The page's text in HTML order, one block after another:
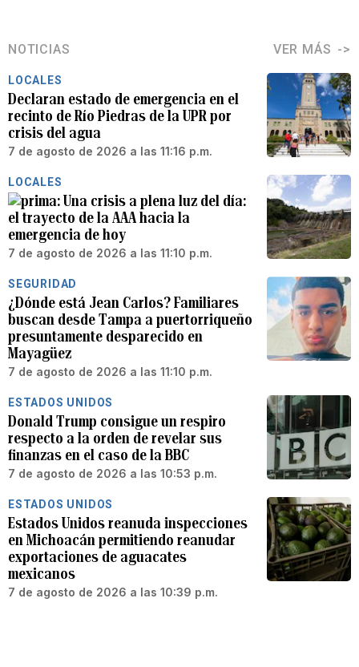
NOTICIAS VER MÁS
LOCALES
Declaran estado de emergencia en el
recinto de Río Piedras de la UPR por
crisis del agua
7 de agosto de 2026 a las 11:16 p.m.
LOCALES
Una crisis a plena luz del día:
el trayecto de la AAA hacia la
emergencia de hoy
7 de agosto de 2026 a las 11:10 p.m.
SEGURIDAD
¿Dónde está Jean Carlos? Familiares
buscan desde Tampa a puertorriqueño
presuntamente desparecido en
Mayagüez
7 de agosto de 2026 a las 11:10 p.m.
ESTADOS UNIDOS
Donald Trump consigue un respiro
respecto a la orden de revelar sus
finanzas en el caso de la BBC
7 de agosto de 2026 a las 10:53 p.m.
ESTADOS UNIDOS
Estados Unidos reanuda inspecciones
en Michoacán permitiendo reanudar
exportaciones de aguacates
mexicanos
7 de agosto de 2026 a las 10:39 p.m.